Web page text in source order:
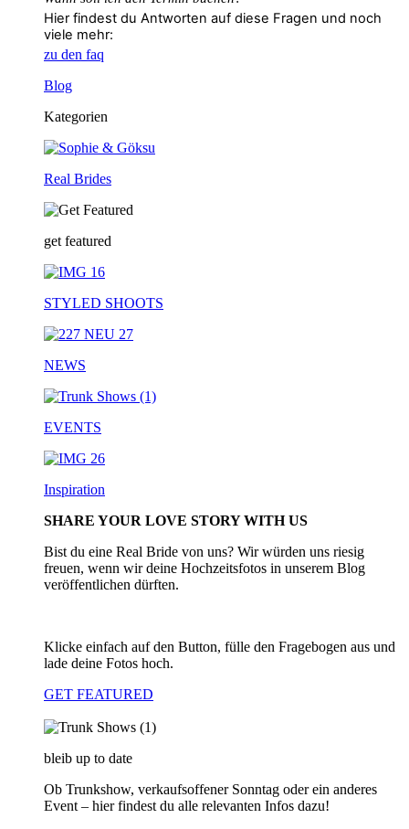
Hier findest du Antworten auf diese Fragen und noch
viele mehr:
zu den faq
Blog
Kategorien
Real Brides
get featured
STYLED SHOOTS
NEWS
EVENTS
Inspiration
SHARE YOUR LOVE STORY WITH US
Bist du eine Real Bride von uns? Wir würden uns riesig
freuen, wenn wir deine Hochzeitsfotos in unserem Blog
veröffentlichen dürften.
Klicke einfach auf den Button, fülle den Fragebogen aus und
lade deine Fotos hoch.
GET FEATURED
bleib up to date
Ob Trunkshow, verkaufsoffener Sonntag oder ein anderes
Event – hier findest du alle relevanten Infos dazu!